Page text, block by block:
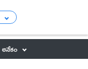
అనేకం